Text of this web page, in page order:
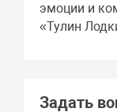
эмоции и
«Тулин
Задать